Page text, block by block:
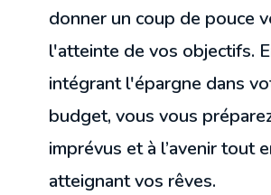
donner un coup de pouce
l'atteinte de vos objectifs.
intégrant l'épargne dans
budget, vous vous
imprévus et à l’avenir tout
atteignant vos rêves.